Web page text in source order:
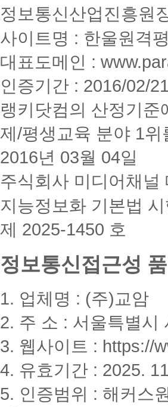
정보통신산업진흥원
사이트명 : 한울원격
대표도메인 :
인증기간 : 2016/02/
랭키닷컴의 산정기
제/평생교육 분야 1
2016년 03월 04일
주식회사 미디어채널
지능정보화 기본법
제 2025-1450 호
정보통신접근성
1. 업체명 : (주)교암
2. 주 소 : 서울특별시
3. 웹사이트 : https://
4. 유효기간 : 2025.
5. 인증범위 : 해커스